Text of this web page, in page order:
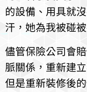
的設備、用具就
汗，她為我被碰
儘管保險公司會
脈關係，重新建
但是重新裝修後